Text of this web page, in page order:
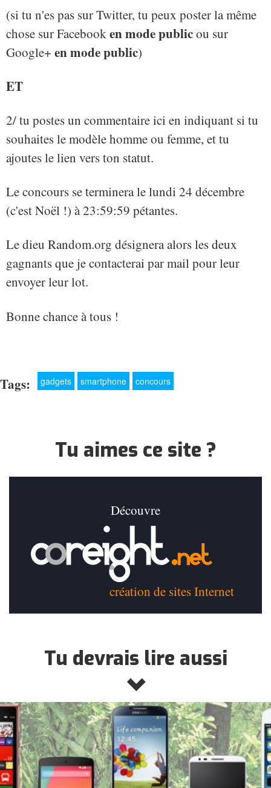
(si tu n'es pas sur Twitter, tu peux poster la même
chose sur Facebooken mode publicou sur
Google+ en mode public)
ET
2/ tu postes un commentaire ici en indiquant si tu
souhaites le modèle homme ou femme, et tu
ajoutes le lien vers ton statut.
Le concours se terminera le lundi 24 décembre
(c'est Noël !) à 23:59:59 pétantes.
Le dieu Random.org désignera alors les deux
gagnants que je contacterai par mail pour leur
envoyer leur lot.
Bonne chance à tous !
Tags: gadgets smartphone concours
Tu aimes ce site ?
Découvre
création de sites Internet
Tu devrais lire aussi